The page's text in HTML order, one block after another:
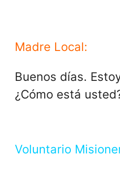
Madre Local:
Buenos días.
¿Cómo está
Voluntario